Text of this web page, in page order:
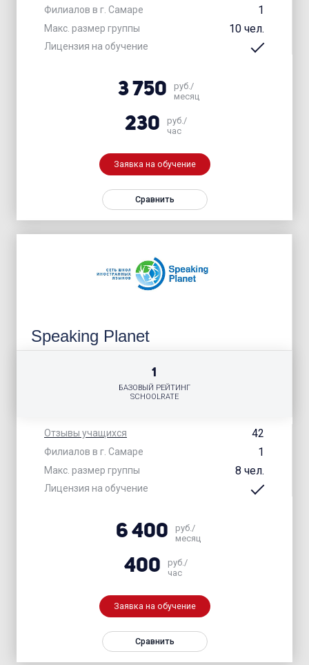
Филиалов в г. Самаре 1
Макс. размер группы 10 чел.
Лицензия на обучение
3 750
руб./
месяц
230
руб./
час
Заявка на обучение
Сравнить
Speaking Planet
Отзывы учащихся 42
Филиалов в г. Самаре 1
Макс. размер группы 8 чел.
Лицензия на обучение
1
БАЗОВЫЙ РЕЙТИНГ
SCHOOLRATE
6 400
руб./
месяц
400
руб./
час
Заявка на обучение
Сравнить